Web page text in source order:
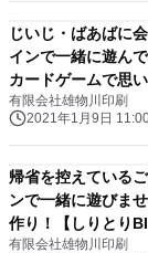
じいじ・ばあばに
インで一緒に遊ん
カードゲームで思
有限会社雄物川印刷
2021年1月9日
帰省を控えている
ンで一緒に遊びま
作り！【しりとり
有限会社雄物川印刷